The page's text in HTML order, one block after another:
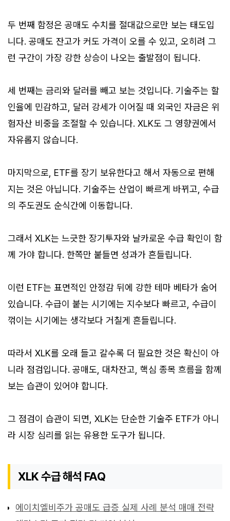
두 번째 함정은 공매도 수치를 절대값으로만 보는 태도입
니다. 공매도 잔고가 커도 가격이 오를 수 있고, 오히려 그
런 구간이 가장 강한 상승이 나오는 출발점이 됩니다.
세 번째는 금리와 달러를 빼고 보는 것입니다. 기술주는 할
인율에 민감하고, 달러 강세가 이어질 때 외국인 자금은 위
험자산 비중을 조절할 수 있습니다. XLK도 그 영향권에서
자유롭지 않습니다.
마지막으로, ETF를 장기 보유한다고 해서 자동으로 편해
지는 것은 아닙니다. 기술주는 산업이 빠르게 바뀌고, 수급
의 주도권도 순식간에 이동합니다.
그래서 XLK는 느긋한 장기투자와 날카로운 수급 확인이 함
께 가야 합니다. 한쪽만 붙들면 성과가 흔들립니다.
이런 ETF는 표면적인 안정감 뒤에 강한 테마 베타가 숨어
있습니다. 수급이 붙는 시기에는 지수보다 빠르고, 수급이
꺾이는 시기에는 생각보다 거칠게 흔들립니다.
따라서 XLK를 오래 들고 갈수록 더 필요한 것은 확신이 아
니라 점검입니다. 공매도, 대차잔고, 핵심 종목 흐름을 함께
보는 습관이 있어야 합니다.
그 점검이 습관이 되면, XLK는 단순한 기술주 ETF가 아니
라 시장 심리를 읽는 유용한 도구가 됩니다.
XLK 수급 해석 FAQ
에이치엘비주가 공매도 급증 실제 사례 분석 매매 전략